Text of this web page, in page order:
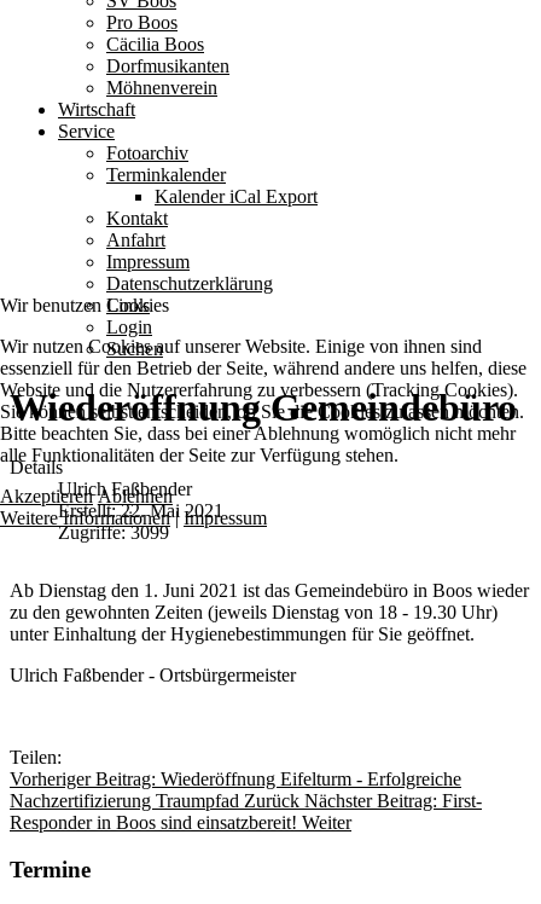
Pro Boos
Cäcilia Boos
Dorfmusikanten
Möhnenverein
Wirtschaft
Service
Fotoarchiv
Terminkalender
Kalender iCal Export
Kontakt
Anfahrt
Impressum
Datenschutzerklärung
Links
Login
Suchen
Wiederöffnung Gemeindebüro
Details
Ulrich Faßbender
Erstellt: 22. Mai 2021
Zugriffe: 3099
Ab Dienstag den 1. Juni 2021 ist das Gemeindebüro in Boos wieder
zu den gewohnten Zeiten (jeweils Dienstag von 18 - 19.30 Uhr)
unter Einhaltung der Hygienebestimmungen für Sie geöffnet.
Ulrich Faßbender - Ortsbürgermeister
Teilen:
Vorheriger Beitrag: Wiederöffnung Eifelturm - Erfolgreiche
Nachzertifizierung Traumpfad Zurück Nächster Beitrag: First-
Responder in Boos sind einsatzbereit! Weiter
Termine
Wir benutzen Cookies
Wir nutzen Cookies auf unserer Website. Einige von ihnen sind
essenziell für den Betrieb der Seite, während andere uns helfen, diese
Website und die Nutzererfahrung zu verbessern (Tracking Cookies).
Sie können selbst entscheiden, ob Sie die Cookies zulassen möchten.
Bitte beachten Sie, dass bei einer Ablehnung womöglich nicht mehr
alle Funktionalitäten der Seite zur Verfügung stehen.
Akzeptieren Ablehnen
Weitere Informationen|Impressum